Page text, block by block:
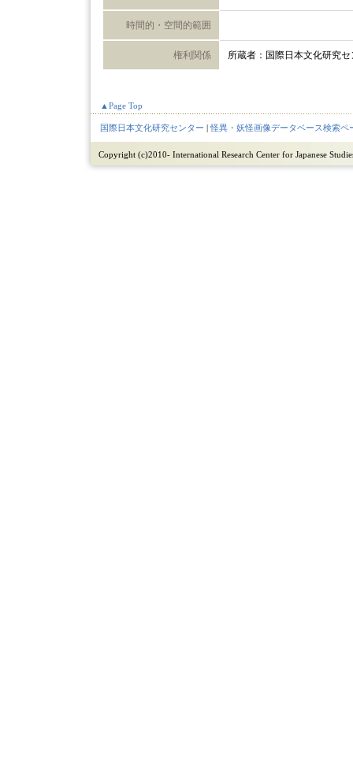
時間的・空間的範囲
権利関係 所蔵者：国際日本文化研究セ
▲Page Top
国際日本文化研究センター |怪異・妖怪画像データベース検索ペ
Copyright (c)2010- International Research Center for Japanese